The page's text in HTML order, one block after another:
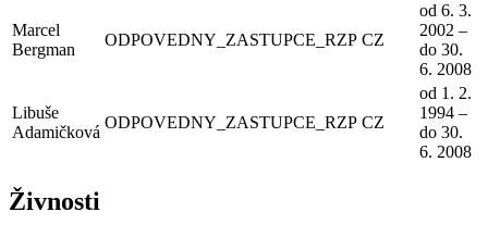
Marcel
Bergman
ODPOVEDNY_ZASTUPCE_RZP CZ
od 6. 3.
2002 –
do 30.
6. 2008
Libuše
Adamičková
ODPOVEDNY_ZASTUPCE_RZP CZ
od 1. 2.
1994 –
do 30.
6. 2008
Živnosti